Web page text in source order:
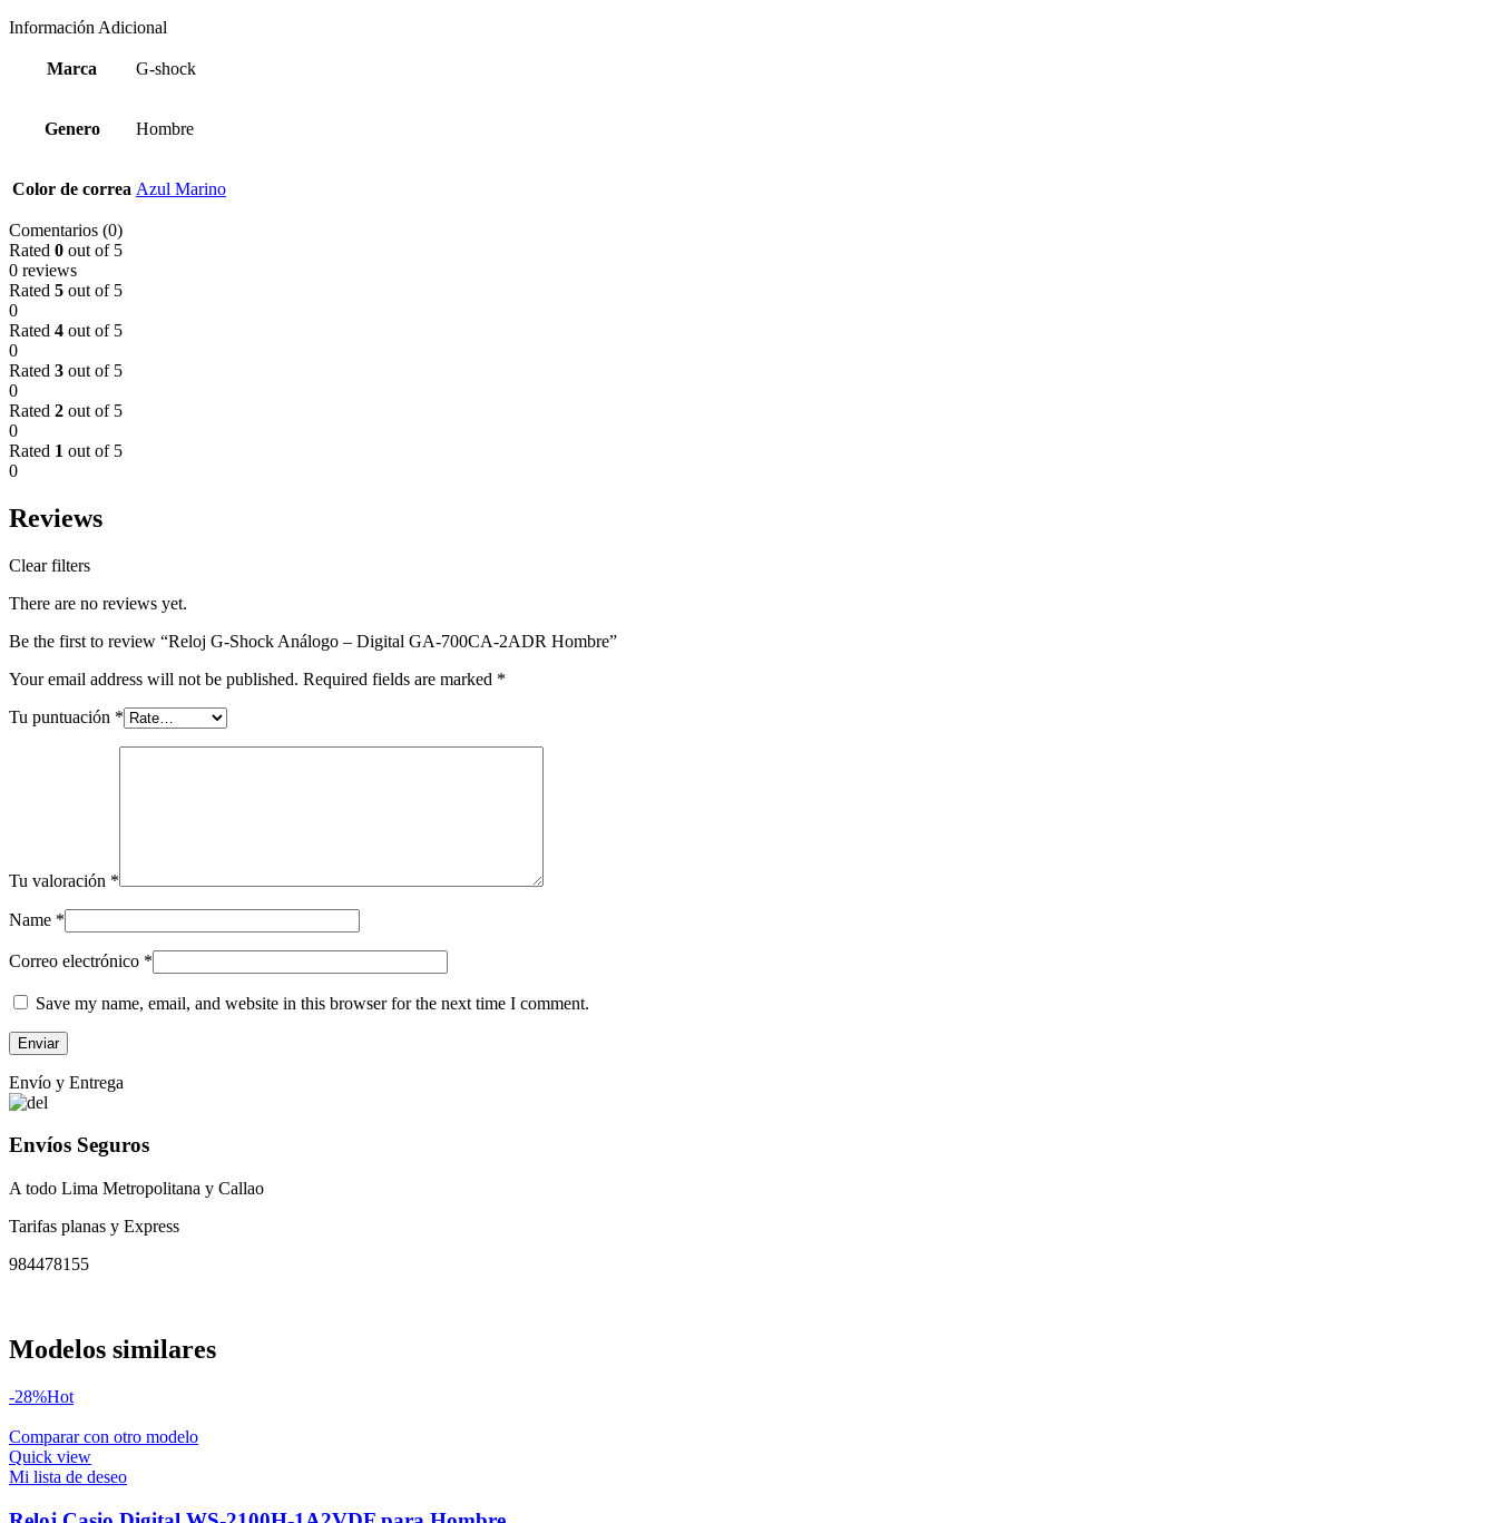
Información Adicional
Marca G-shock
Genero Hombre
Color de correa Azul Marino
Comentarios (0)
Rated 0 out of 5
0 reviews
Rated 5 out of 5
0
Rated 4 out of 5
0
Rated 3 out of 5
0
Rated 2 out of 5
0
Rated 1 out of 5
0
Reviews
Clear filters
There are no reviews yet.
Be the first to review “Reloj G-Shock Análogo – Digital GA-700CA-2ADR Hombre”
Your email address will not be published. Required fields are marked *
Tu puntuación *
Tu valoración *
Name *
Correo electrónico *
Save my name, email, and website in this browser for the next time I comment.
Envío y Entrega
Envíos Seguros
A todo Lima Metropolitana y Callao
Tarifas planas y Express
984478155
Modelos similares
-28%Hot
Comparar con otro modelo
Quick view
Mi lista de deseo